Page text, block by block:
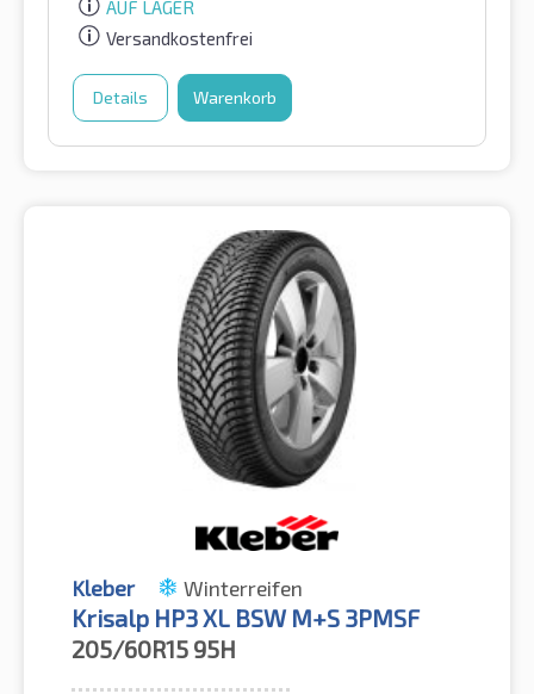
AUF LAGER
Versandkostenfrei
Details Warenkorb
Kleber Winterreifen
Krisalp HP3 XL BSW M+S 3PMSF
205/60R15 95H